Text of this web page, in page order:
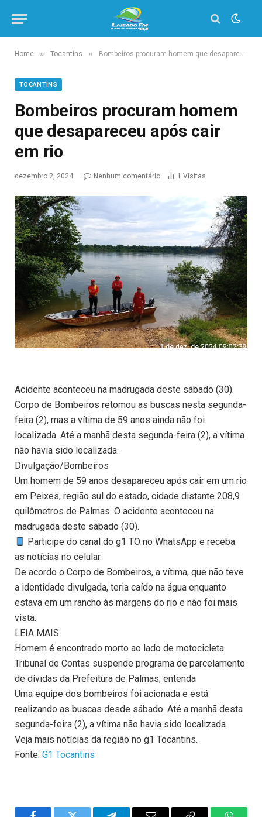
Home » Tocantins » Bombeiros procuram homem que desapareceu após cair em rio
TOCANTINS
Bombeiros procuram homem
que desapareceu após cair
em rio
dezembro 2, 2024 Nenhum comentário 1 Visitas
Acidente aconteceu na madrugada deste sábado (30).
Corpo de Bombeiros retomou as buscas nesta segunda-
feira (2), mas a vítima de 59 anos ainda não foi
localizada. Até a manhã desta segunda-feira (2), a vítima
não havia sido localizada.
Divulgação/Bombeiros
Um homem de 59 anos desapareceu após cair em um rio
em Peixes, região sul do estado, cidade distante 208,9
quilômetros de Palmas. O acidente aconteceu na
madrugada deste sábado (30).
Participe do canal do g1 TO no WhatsApp e receba
as notícias no celular.
De acordo o Corpo de Bombeiros, a vítima, que não teve
a identidade divulgada, teria caído na água enquanto
estava em um rancho às margens do rio e não foi mais
vista.
LEIA MAIS
Homem é encontrado morto ao lado de motocicleta
Tribunal de Contas suspende programa de parcelamento
de dívidas da Prefeitura de Palmas; entenda
Uma equipe dos bombeiros foi acionada e está
realizando as buscas desde sábado. Até a manhã desta
segunda-feira (2), a vítima não havia sido localizada.
Veja mais notícias da região no g1 Tocantins.
Fonte: G1 Tocantins